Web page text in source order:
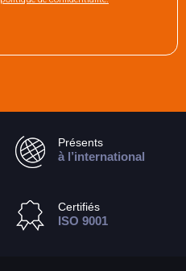
Présents
à l’international
Certifiés
ISO 9001